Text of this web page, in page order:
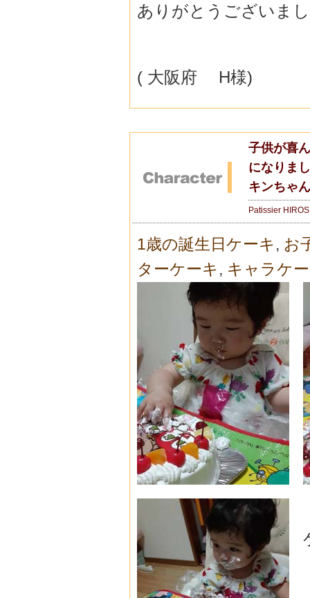
ありがとうございま
( 大阪府 H様)
子供が喜
になりま
キンちゃ
Patissier
1歳の誕生日ケーキ , お
ターケーキ , キャラケ